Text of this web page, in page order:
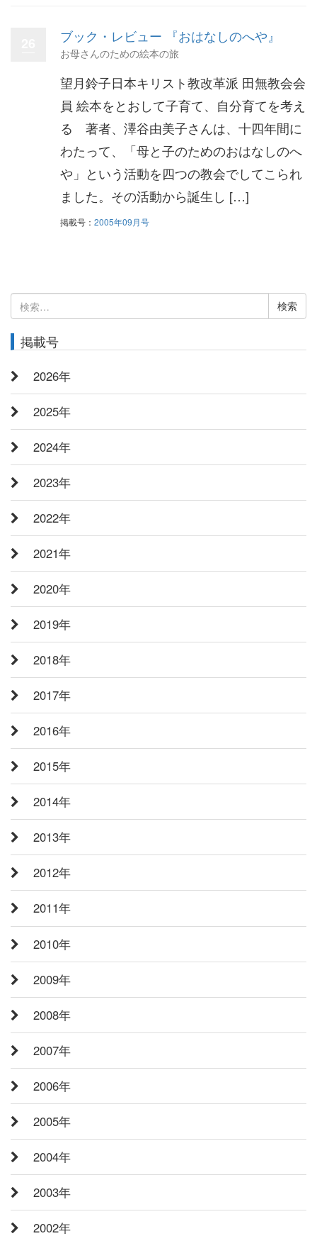
ブック・レビュー 『おはなしのへや』
お母さんのための絵本の旅
望月鈴子日本キリスト教改革派 田無教会会
員 絵本をとおして子育て、自分育てを考え
る 著者、澤谷由美子さんは、十四年間に
わたって、「母と子のためのおはなしのへ
や」という活動を四つの教会でしてこられ
ました。その活動から誕生し […]
掲載号： 2005年09月号
検
索:
掲載号
2026年
2025年
2024年
2023年
2022年
2021年
2020年
2019年
2018年
2017年
2016年
2015年
2014年
2013年
2012年
2011年
2010年
2009年
2008年
2007年
2006年
2005年
2004年
2003年
2002年